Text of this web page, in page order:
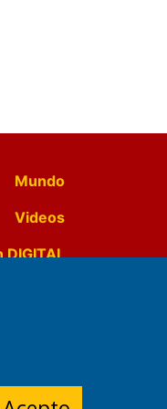
Mundo
Videos
DIGITAL